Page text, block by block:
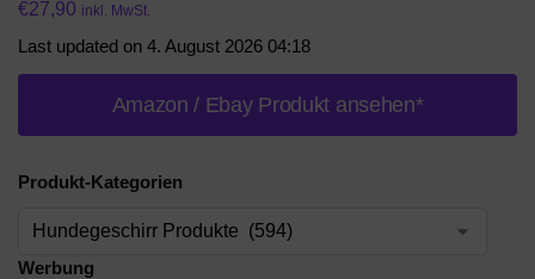
€27,90 inkl. MwSt.
Last updated on 4. August 2026 04:18
Amazon / Ebay Produkt ansehen*
Produkt-Kategorien
Werbung